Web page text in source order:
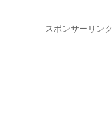
スポンサーリンク